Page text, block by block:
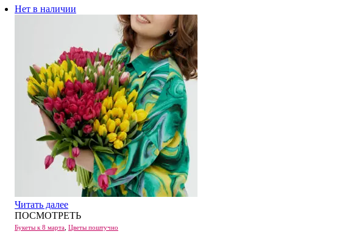
Нет в наличии
Читать далее
ПОСМОТРЕТЬ
Букеты к 8 марта Цветы поштучно